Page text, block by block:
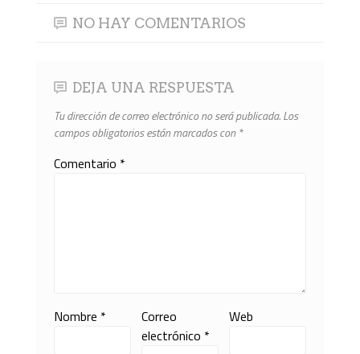
NO HAY COMENTARIOS
DEJA UNA RESPUESTA
Tu dirección de correo electrónico no será publicada.Los
campos obligatorios están marcados con *
Comentario *
Nombre *
Correo
electrónico *
Web